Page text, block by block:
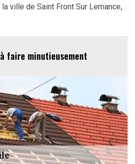
ville de Saint Front Sur Lemance,
faire minutieusement